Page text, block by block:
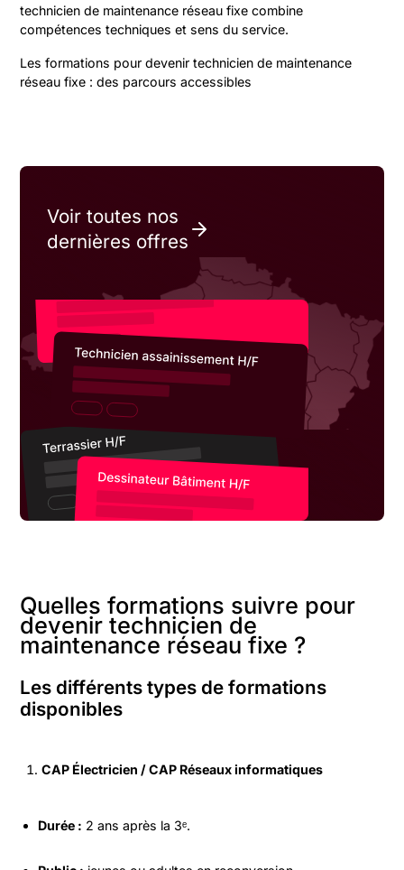
technicien de maintenance réseau fixe combine
compétences techniques et sens du service.
Les formations pour devenir technicien de maintenance
réseau fixe : des parcours accessibles
Voir toutes nos
dernières offres
Quelles formations suivre pour
devenir technicien de
maintenance réseau fixe ?
Les différents types de formations
disponibles
CAP Électricien / CAP Réseaux informatiques
Durée : 2 ans après la 3ᵉ.